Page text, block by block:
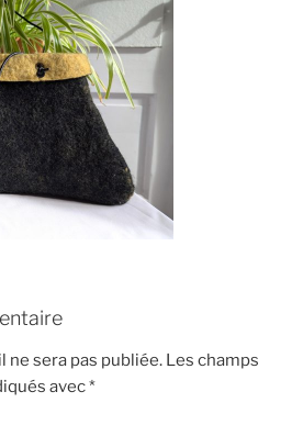
ne sera pas publiée. Les champs
avec*